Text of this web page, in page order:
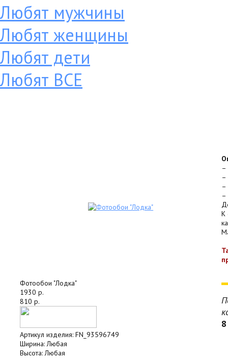
Любят мужчины
Любят женщины
Любят дети
Любят ВСЕ
Фотообои "Лодка"
1930 р.
810 р.
Артикул изделия:FN_93596749
Ширина:Любая
Высота:Любая
–
–
–
–
К